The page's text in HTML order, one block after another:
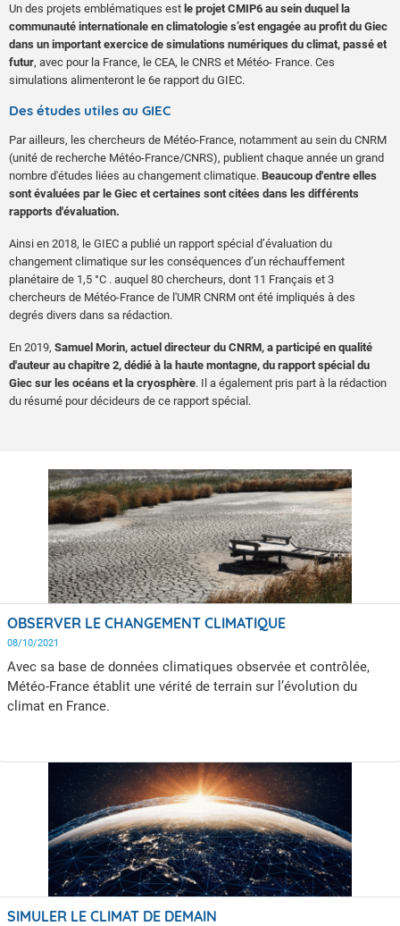
Un des projets emblématiques est le projet CMIP6 au sein duquel la
communauté internationale en climatologie s’est engagée au profit du Giec
dans un important exercice de simulations numériques du climat, passé et
futur, avec pour la France, le CEA, le CNRS et Météo- France. Ces
simulations alimenteront le 6e rapport du GIEC.
Des études utiles au GIEC
Par ailleurs, les chercheurs de Météo-France, notamment au sein du CNRM
(unité de recherche Météo-France/CNRS), publient chaque année un grand
nombre d'études liées au changement climatique. Beaucoup d'entre elles
sont évaluées par le Giec et certaines sont citées dans les différents
rapports d'évaluation.
Ainsi en 2018, le GIEC a publié un rapport spécial d’évaluation du
changement climatique sur les conséquences d’un réchauffement
planétaire de 1,5 °C . auquel 80 chercheurs, dont 11 Français et 3
chercheurs de Météo-France de l'UMR CNRM ont été impliqués à des
degrés divers dans sa rédaction.
En 2019, Samuel Morin, actuel directeur du CNRM, a participé en qualité
d'auteur au chapitre 2, dédié à la haute montagne, du rapport spécial du
Giec sur les océans et la cryosphère. Il a également pris part à la rédaction
du résumé pour décideurs de ce rapport spécial.
OBSERVER LE CHANGEMENT CLIMATIQUE
08/10/2021
Avec sa base de données climatiques observée et contrôlée,
Météo-France établit une vérité de terrain sur l’évolution du
climat en France.
SIMULER LE CLIMAT DE DEMAIN